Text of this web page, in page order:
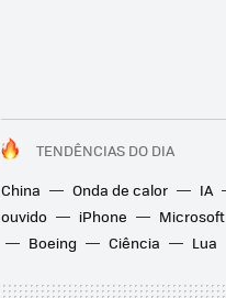
TENDÊNCIAS DO DIA
China
Onda de calor IA
ouvido
iPhone Microsoft
Boeing
Ciência Lua